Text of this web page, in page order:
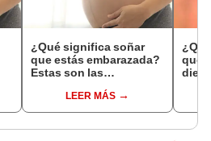
¿Qué significa soñar
que estás embarazada?
Estas son las
comunesLEER MÁS
que